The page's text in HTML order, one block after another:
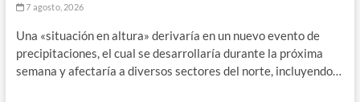
7 agosto, 2026
Una «situación en altura» derivaría en un nuevo evento de
precipitaciones, el cual se desarrollaría durante la próxima
semana y afectaría a diversos sectores del norte, incluyendo…